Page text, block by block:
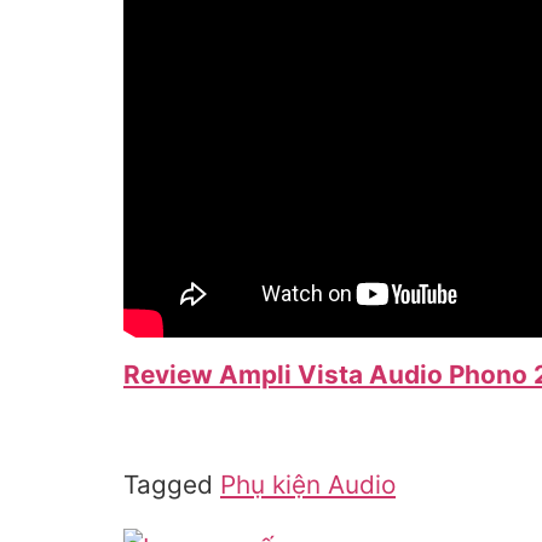
Review Ampli Vista Audio Phono
Tagged Phụ kiện Audio